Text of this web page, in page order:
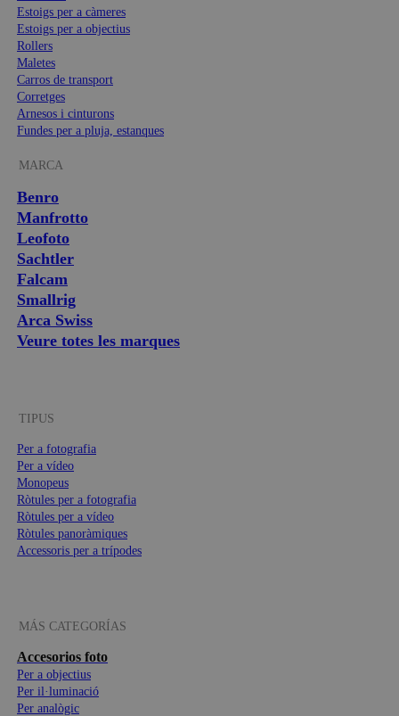
Estoigs per a càmeres
Estoigs per a objectius
Rollers
Maletes
Carros de transport
Corretges
Arnesos i cinturons
Fundes per a pluja, estanques
MARCA
Benro
Manfrotto
Leofoto
Sachtler
Falcam
Smallrig
Arca Swiss
Veure totes les marques
TIPUS
Per a fotografia
Per a vídeo
Monopeus
Ròtules per a fotografia
Ròtules per a vídeo
Ròtules panoràmiques
Accessoris per a trípodes
MÁS CATEGORÍAS
Accesorios foto
Per a objectius
Per il·luminació
Per analògic